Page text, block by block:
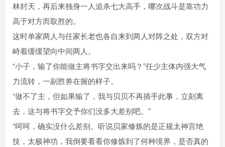
林封天，再后来独身一人追杀七大高手，哪次战斗是靠功力
高于对方而取胜的。
这时单家两人与任家长老也各自来到两人对阵之处，双方对
峙着缓缓望向中间两人。
“小子，输了你能做主将书字交出来吗？”任少主体内强大气
力流转，一副胜券在握的样子。
“做不了主，但如果输了，我与贝贝不再插手此事，立刻离
去，这与将书字交予你们没多大差别吧。”
“呵呵，确实没什么差别。听说贝家修炼的是正规太神宫绝
技，太极神功，我倒要看看你修炼到了何种境界，是否真的